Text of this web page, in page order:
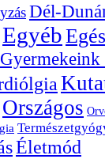
Dél-
Egyéb
Gyermekeink
Országos
Életmód